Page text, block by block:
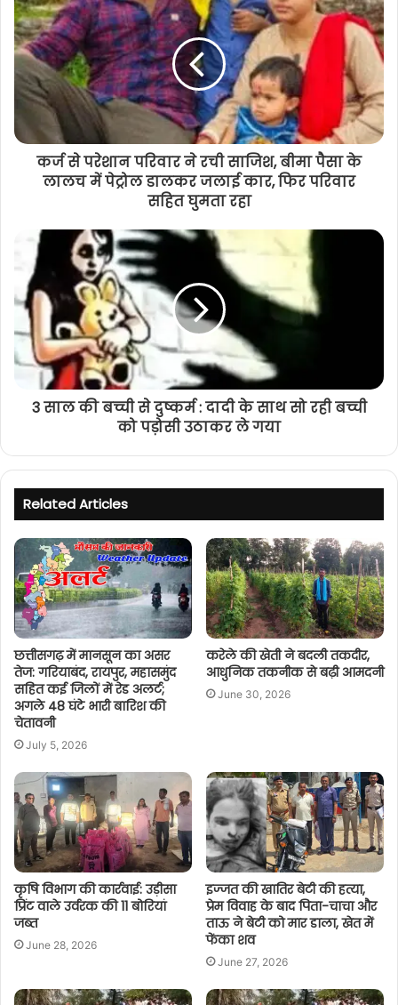
कर्ज से परेशान परिवार ने रची साजिश, बीमा पैसा के
लालच में पेट्रोल डालकर जलाई कार, फिर परिवार
सहित घुमता रहा
3 साल की बच्ची से दुष्कर्म : दादी के साथ सो रही बच्ची
को पड़ोसी उठाकर ले गया
Related Articles
छत्तीसगढ़ में मानसून का असर
तेज: गरियाबंद, रायपुर, महासमुंद
सहित कई जिलों में रेड अलर्ट;
अगले 48 घंटे भारी बारिश की
चेतावनी
July 5, 2026
करेले की खेती ने बदली तकदीर,
आधुनिक तकनीक से बढ़ी आमदनी
June 30, 2026
कृषि विभाग की कार्रवाई: उड़ीसा
प्रिंट वाले उर्वरक की 11 बोरियां
जब्त
June 28, 2026
इज्जत की खातिर बेटी की हत्या,
प्रेम विवाह के बाद पिता-चाचा और
ताऊ ने बेटी को मार डाला, खेत में
फेंका शव
June 27, 2026